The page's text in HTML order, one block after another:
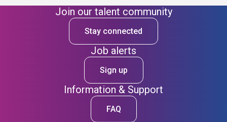
Join our talent community
Stay connected
Job alerts
Sign up
Information & Support
FAQ